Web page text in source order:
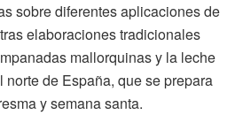
sobre diferentes aplicaciones de
elaboraciones tradicionales
mallorquinas y la leche
norte de España, que se prepara
y semana santa.